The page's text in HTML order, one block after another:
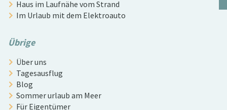
Haus im Laufnähe vom Strand
Im Urlaub mit dem Elektroauto
Übrige
Über uns
Tagesausflug
Blog
Sommer urlaub am Meer
Für Eigentümer